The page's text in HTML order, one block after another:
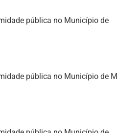
pública no Município de
pública no Município de